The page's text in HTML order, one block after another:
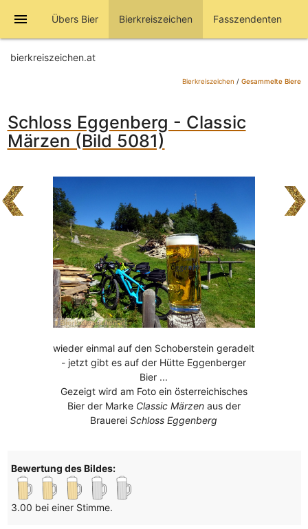
menu Übers Bier Bierkreiszeichen Fasszendenten
bierkreiszeichen.at
Bierkreiszeichen / Gesammelte Biere
Schloss Eggenberg - Classic
Märzen (Bild 5081)
wieder einmal auf den Schoberstein geradelt
- jetzt gibt es auf der Hütte Eggenberger
Bier ...
Gezeigt wird am Foto ein österreichisches
Bier der Marke Classic Märzenaus der
BrauereiSchloss Eggenberg
Bewertung des Bildes:
3.00 bei einer Stimme.